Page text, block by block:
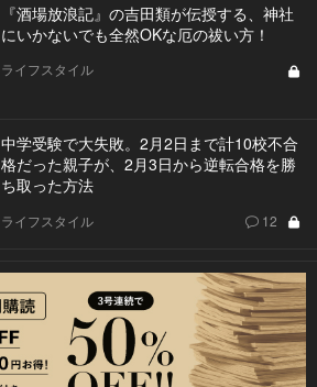
『酒場放浪記』の吉田類が伝授する、神社
にいかないでも全然OKな厄の祓い方！
ライフスタイル
中学受験で大失敗。2月2日まで計10校不合
格だった親子が、2月3日から逆転合格を勝
ち取った方法
ライフスタイル 12